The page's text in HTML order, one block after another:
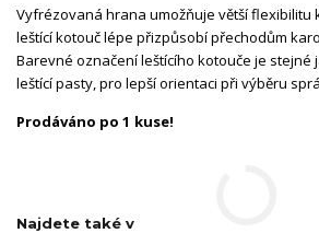
Vyfrézovaná hrana umožňuje větší flexibilitu
leštící kotouč lépe přizpůsobí přechodům
Barevné označení leštícího kotouče je
leštící pasty, pro lepší orientaci při výběru
Prodáváno po 1 kuse!
Najdete také v